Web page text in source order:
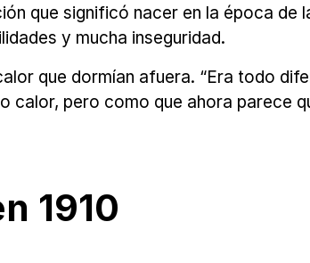
que significó nacer en la época de
y mucha inseguridad.
que dormían afuera. “Era todo
calor, pero como que ahora parece
1910